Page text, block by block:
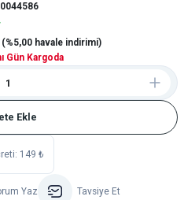
havale indirimi)
Gün Kargoda
Ekle
149 ₺
Yaz Tavsiye Et